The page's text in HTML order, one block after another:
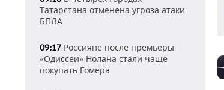
Татарстана отменена угроза атаки
БПЛА
09:17 Россияне после премьеры
«Одиссеи» Нолана стали чаще
покупать Гомера